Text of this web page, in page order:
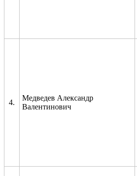
4.
Медведев Александр
Валентинович